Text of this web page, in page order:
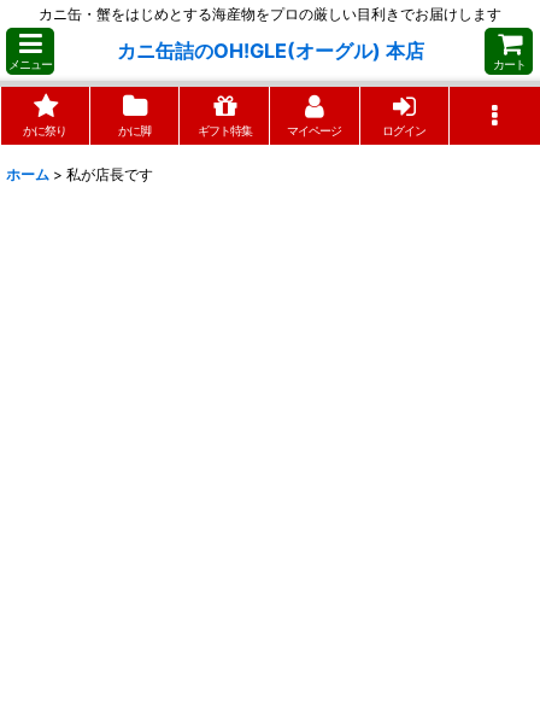
カニ缶・蟹をはじめとする海産物をプロの厳しい目利きでお届けします
メニュー
カニ缶詰のOH!GLE(オーグル) 本店
カート
かに祭り かに脚 ギフト特集 マイページ ログイン
ホーム > 私が店長です